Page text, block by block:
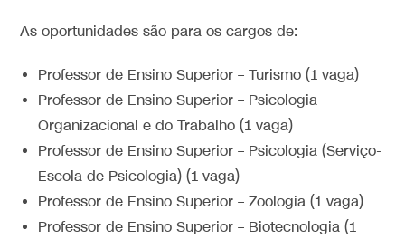
As oportunidades são para os cargos de:
Professor de Ensino Superior – Turismo (1 vaga)
Professor de Ensino Superior – Psicologia
Organizacional e do Trabalho (1 vaga)
Professor de Ensino Superior – Psicologia (Serviço-
Escola de Psicologia) (1 vaga)
Professor de Ensino Superior – Zoologia (1 vaga)
Professor de Ensino Superior – Biotecnologia (1